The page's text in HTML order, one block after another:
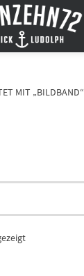
MIT „BILDBAND“